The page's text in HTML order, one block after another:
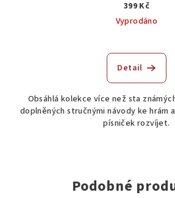
399 Kč
Vyprodáno
Detail
Obsáhlá kolekce více než sta
doplněných stručnými návody ke hrám
písniček rozvíjet.
Podobné